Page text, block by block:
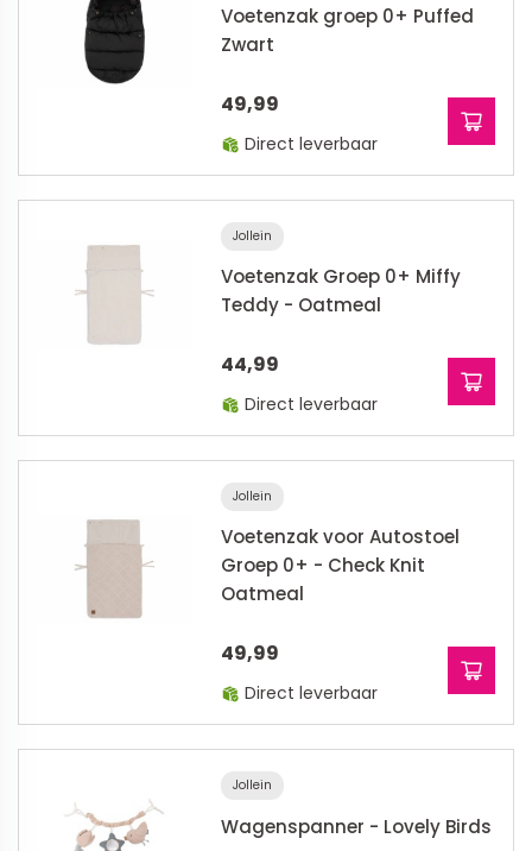
Voetenzak groep 0+ Puffed
Zwart
49,99
Direct leverbaar
Jollein
Voetenzak Groep 0+ Miffy
Teddy - Oatmeal
44,99
Direct leverbaar
Jollein
Voetenzak voor Autostoel
Groep 0+ - Check Knit
Oatmeal
49,99
Direct leverbaar
Jollein
Wagenspanner - Lovely Birds